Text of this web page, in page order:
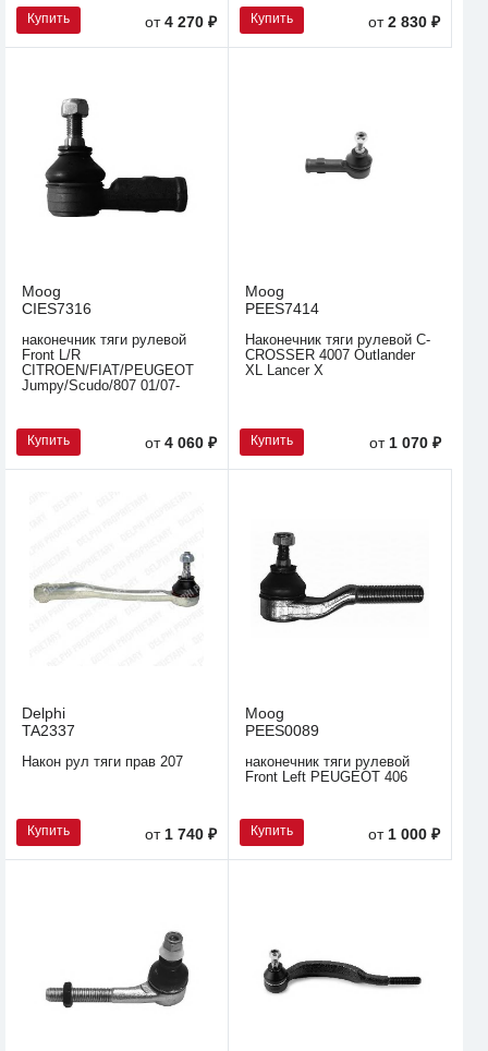
Купить от4 270 ₽ Купить от2 830 ₽
Moog
CIES7316
наконечник тяги рулевой
Front L/R
CITROEN/FIAT/PEUGEOT
Jumpy/Scudo/807 01/07-
Купить от4 060 ₽
Moog
PEES7414
Наконечник тяги рулевой C-
CROSSER 4007 Outlander
XL Lancer X
Купить от1 070 ₽
Delphi
TA2337
Након рул тяги прав 207
Купить от 1 740 ₽
Moog
PEES0089
наконечник тяги рулевой
Front Left PEUGEOT 406
Купить от 1 000 ₽